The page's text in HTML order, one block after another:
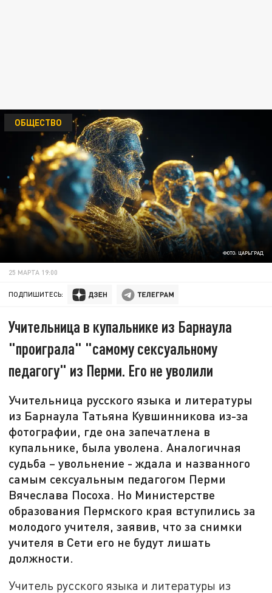
ФОТО: ЦАРЬГРАД
ОБЩЕСТВО
25 МАРТА 19:00
ПОДПИШИТЕСЬ:
Учительница в купальнике из Барнаула
"проиграла" "самому сексуальному
педагогу" из Перми. Его не уволили
Учительница русского языка и литературы
из Барнаула Татьяна Кувшинникова из-за
фотографии, где она запечатлена в
купальнике, была уволена. Аналогичная
судьба – увольнение - ждала и названного
самым сексуальным педагогом Перми
Вячеслава Посоха. Но Министерстве
образования Пермского края вступились за
молодого учителя, заявив, что за снимки
учителя в Сети его не будут лишать
должности.
Учитель русского языка и литературы из